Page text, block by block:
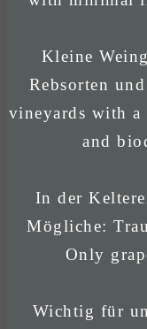
Kleine
Rebsorten
vineyards with a
and
In der
Mögliche:
Only
Wichtig für